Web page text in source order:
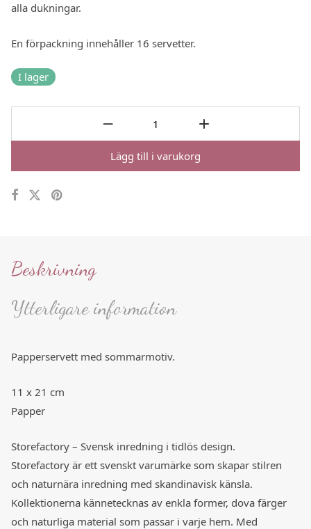
alla dukningar.
En förpackning innehåller 16 servetter.
I lager
Lägg till i varukorg
Beskrivning
Ytterligare information
Papperservett med sommarmotiv.
11 x 21 cm
Papper
Storefactory – Svensk inredning i tidlös design.
Storefactory är ett svenskt varumärke som skapar stilren
och naturnära inredning med skandinavisk känsla.
Kollektionerna kännetecknas av enkla former, dova färger
och naturliga material som passar i varje hem. Med